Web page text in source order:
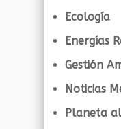
Ecología
Energías
Gestión
Noticias
Planeta